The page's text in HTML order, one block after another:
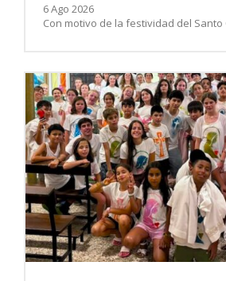
6 Ago 2026
Con motivo de la festividad del Santo